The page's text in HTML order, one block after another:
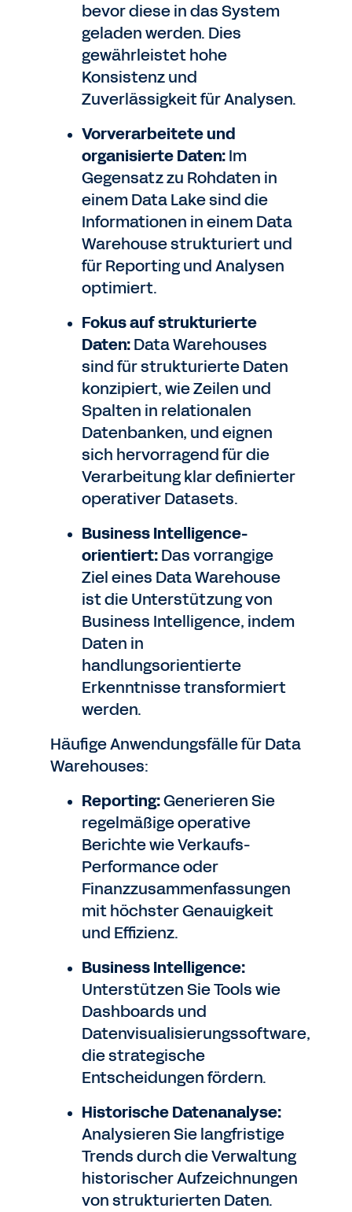
bevor diese in das System
geladen werden. Dies
gewährleistet hohe
Konsistenz und
Zuverlässigkeit für Analysen.
Vorverarbeitete und
organisierte Daten:Im
Gegensatz zu Rohdaten in
einem Data Lake sind die
Informationen in einem Data
Warehouse strukturiert und
für Reporting und Analysen
optimiert.
Fokus auf strukturierte
Daten:Data Warehouses
sind für strukturierte Daten
konzipiert, wie Zeilen und
Spalten in relationalen
Datenbanken, und eignen
sich hervorragend für die
Verarbeitung klar definierter
operativer Datasets.
Business Intelligence-
orientiert:Das vorrangige
Ziel eines Data Warehouse
ist die Unterstützung von
Business Intelligence, indem
Daten in
handlungsorientierte
Erkenntnisse transformiert
werden.
Häufige Anwendungsfälle für Data
Warehouses:
Reporting:Generieren Sie
regelmäßige operative
Berichte wie Verkaufs-
Performance oder
Finanzzusammenfassungen
mit höchster Genauigkeit
und Effizienz.
Business Intelligence:
Unterstützen Sie Tools wie
Dashboards und
Datenvisualisierungssoftware,
die strategische
Entscheidungen fördern.
Historische Datenanalyse:
Analysieren Sie langfristige
Trends durch die Verwaltung
historischer Aufzeichnungen
von strukturierten Daten.